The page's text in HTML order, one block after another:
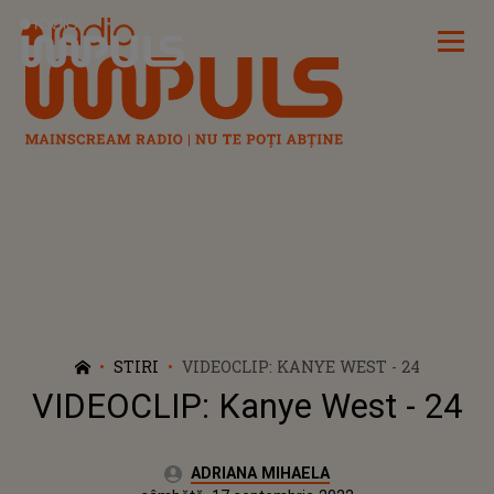
Radio Impuls
STIRI VIDEOCLIP: KANYE WEST - 24
VIDEOCLIP: Kanye West - 24
Autor:ADRIANA MIHAELA